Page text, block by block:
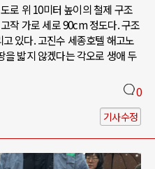
로 위 10미터 높이의 철제 구조
작 가로 세로 90cm 정도다. 구조
있다. 고진수 세종호텔 해고노
밟지 않겠다는 각오로 생애 두
0
기사수정